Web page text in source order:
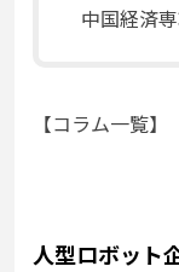
中国経済専
【コラム一覧】
⼈型ロボット